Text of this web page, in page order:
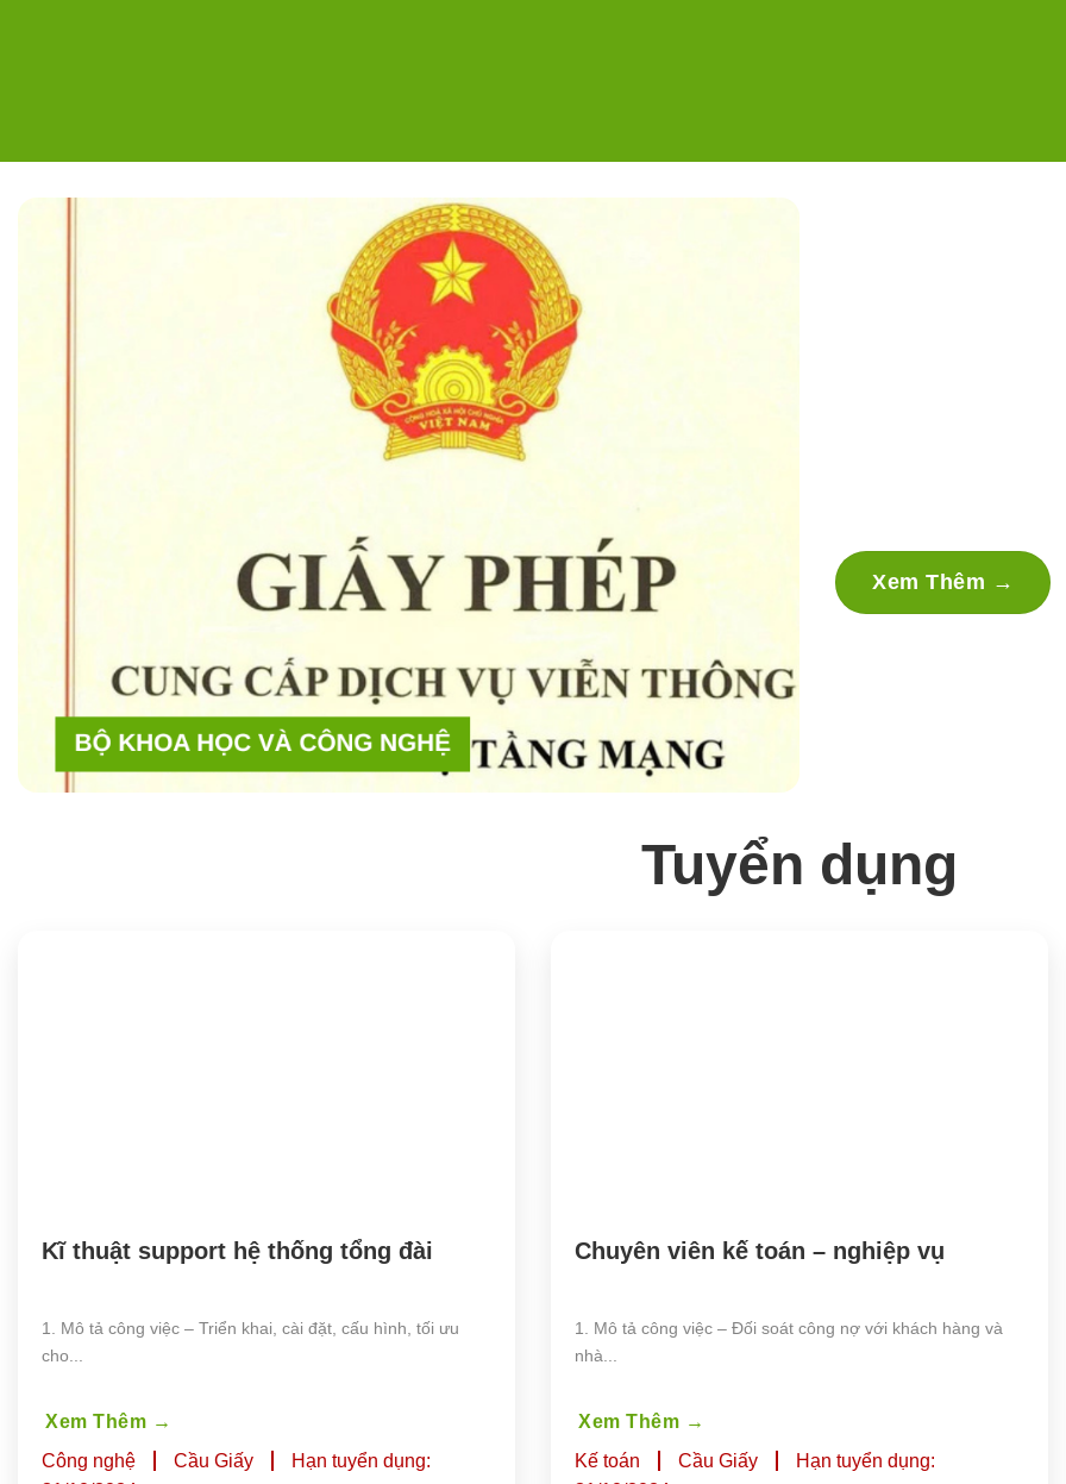
Xem Thêm →
Tuyển dụng
Kĩ thuật support hệ thống tổng đài
1. Mô tả công việc – Triển khai, cài đặt, cấu hình, tối ưu
cho...
Xem Thêm →
Công nghệ
Cầu Giấy
Hạn tuyển dụng:
Chuyên viên kế toán – nghiệp vụ
1. Mô tả công việc – Đối soát công nợ với khách hàng và
nhà...
Xem Thêm →
Kế toán
Cầu Giấy
Hạn tuyển dụng: